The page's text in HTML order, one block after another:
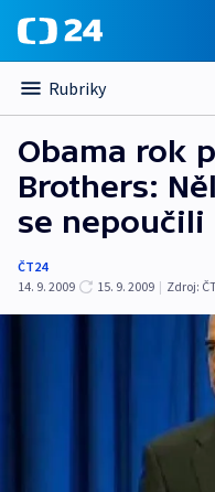
Rubriky
Obama rok
Brothers:
se nepoučili
ČT24
14. 9. 2009
15. 9. 2009 | Zdroj: